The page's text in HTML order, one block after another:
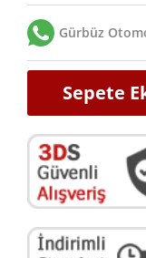
Gürbüz
Sepete